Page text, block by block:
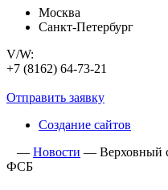
Москва
Санкт-Петербург
V/W:
+7 (8162) 64-73-21
Отправить заявку
Создание сайтов
— Новости — Верховный
ФСБ